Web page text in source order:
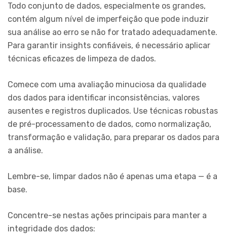
Todo conjunto de dados, especialmente os grandes,
contém algum nível de imperfeição que pode induzir
sua análise ao erro se não for tratado adequadamente.
Para garantir insights confiáveis, é necessário aplicar
técnicas eficazes de limpeza de dados.
Comece com uma avaliação minuciosa da qualidade
dos dados para identificar inconsistências, valores
ausentes e registros duplicados. Use técnicas robustas
de pré-processamento de dados, como normalização,
transformação e validação, para preparar os dados para
a análise.
Lembre-se, limpar dados não é apenas uma etapa — é a
base.
Concentre-se nestas ações principais para manter a
integridade dos dados: